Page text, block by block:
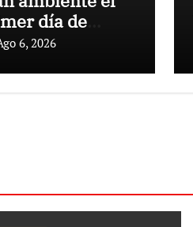
día de
de entradas
6, 2026